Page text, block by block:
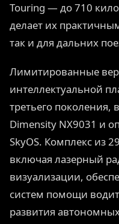
Touring — до 710
делает их
так и для дальних
Лимитированные
интеллектуальной
третьего
Dimensity NX9031 и
SkyOS. Комплекс из
включая лазерный
визуализации,
систем помощи
развития